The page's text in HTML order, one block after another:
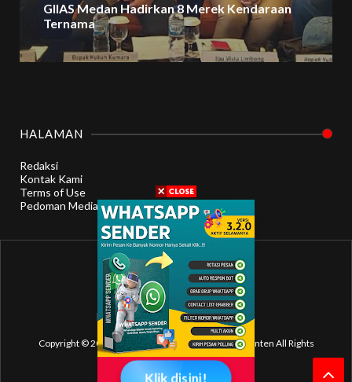
GIIAS Medan Hadirkan 8 Merek Kendaraan
Ternama
HALAMAN
Redaksi
Kontak Kami
Terms of Use
Pedoman Media Siber
Berita Otomotif Seputar Banten
Copyright © 2016-2017. Berita Otomotif Seputar Banten All Rights
Reserved.
Klik disini!